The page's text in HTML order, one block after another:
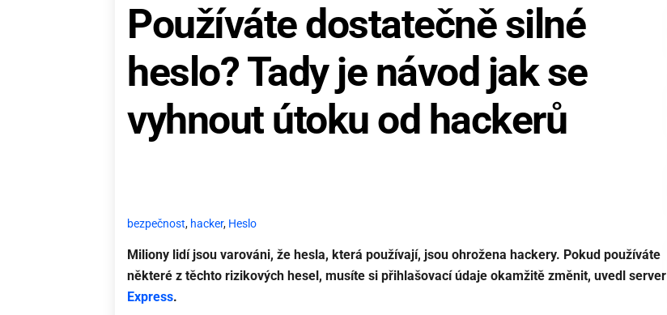
Používáte dostatečně silné
heslo? Tady je návod jak se
vyhnout útoku od hackerů
bezpečnost, hacker, Heslo
Miliony lidí jsou varováni, že hesla, která používají, jsou ohrožena hackery. Pokud používáte
některé z těchto rizikových hesel, musíte si přihlašovací údaje okamžitě změnit, uvedl server
Express.